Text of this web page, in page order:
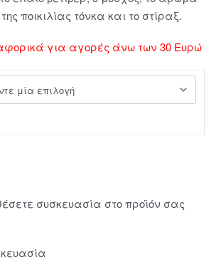
ποικιλίας τόνκα και το στίραξ.
για αγορές άνω των 30 Ευρώ
συσκευασία στο προϊόν σας